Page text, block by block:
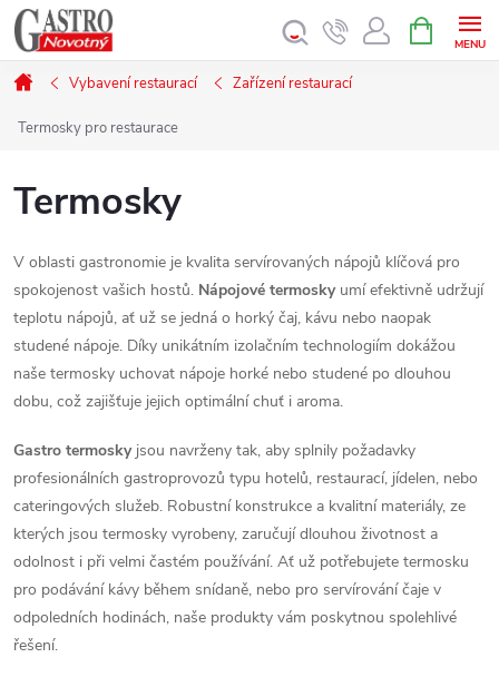
Přejít
na
obsah
NÁKUPNÍ
KOŠÍK
DomůVybavení restaurací Zařízení restaurací
Termosky pro restaurace
Termosky
V oblasti gastronomie je kvalita servírovaných nápojů klíčová pro
spokojenost vašich hostů. Nápojové termoskyumí efektivně udržují
teplotu nápojů, ať už se jedná o horký čaj, kávu nebo naopak
studené nápoje. Díky unikátním izolačním technologiím dokážou
naše termosky uchovat nápoje horké nebo studené po dlouhou
dobu, což zajišťuje jejich optimální chuť i aroma.
Gastro termoskyjsou navrženy tak, aby splnily požadavky
profesionálních gastroprovozů typu hotelů, restaurací, jídelen, nebo
cateringových služeb. Robustní konstrukce a kvalitní materiály, ze
kterých jsou termosky vyrobeny, zaručují dlouhou životnost a
odolnost i při velmi častém používání. Ať už potřebujete termosku
pro podávání kávy během snídaně, nebo pro servírování čaje v
odpoledních hodinách, naše produkty vám poskytnou spolehlivé
řešení.